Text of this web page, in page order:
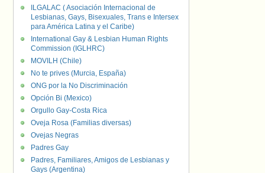
ILGALAC ( Asociación Internacional de
Lesbianas, Gays, Bisexuales, Trans e Intersex
para América Latina y el Caribe)
International Gay & Lesbian Human Rights
Commission (IGLHRC)
MOVILH (Chile)
No te prives (Murcia, España)
ONG por la No Discriminación
Opción Bi (Mexico)
Orgullo Gay-Costa Rica
Oveja Rosa (Familias diversas)
Ovejas Negras
Padres Gay
Padres, Familiares, Amigos de Lesbianas y
Gays (Argentina)